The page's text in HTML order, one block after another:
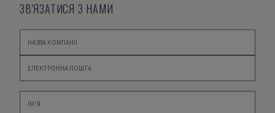
ЗВ'ЯЗАТИСЯ З НАМИ